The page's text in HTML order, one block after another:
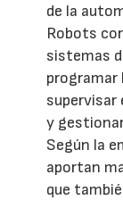
de la
Robots
sistemas
supervisar
y
Según la
aportan
que